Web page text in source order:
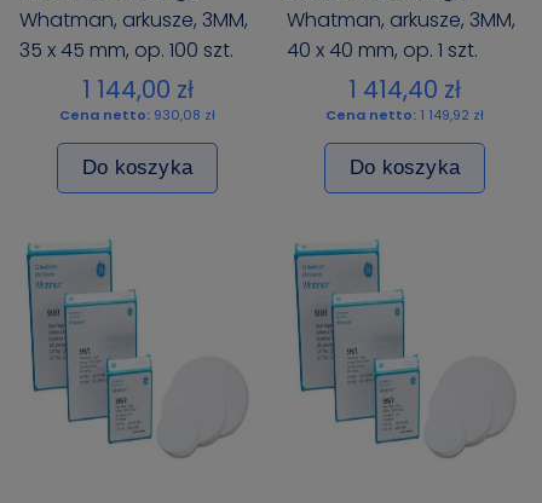
Whatman, arkusze, 3MM,
35 x 45 mm, op. 100 szt.
1 144,00 zł
Cena netto: 930,08 zł
Do koszyka
Whatman, arkusze, 3MM,
40 x 40 mm, op. 1 szt.
1 414,40 zł
Cena netto: 1 149,92 zł
Do koszyka